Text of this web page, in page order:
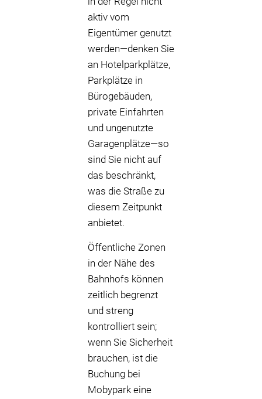
aktiv vom
Eigentümer genutzt
werden—denken Sie
an Hotelparkplätze,
Parkplätze in
Bürogebäuden,
private Einfahrten
und ungenutzte
Garagenplätze—so
sind Sie nicht auf
das beschränkt,
was die Straße zu
diesem Zeitpunkt
anbietet.
Öffentliche Zonen
in der Nähe des
Bahnhofs können
zeitlich begrenzt
und streng
kontrolliert sein;
wenn Sie Sicherheit
brauchen, ist die
Buchung bei
Mobypark eine